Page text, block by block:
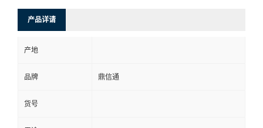
产品详请
产地
品牌 鼎信通
货号